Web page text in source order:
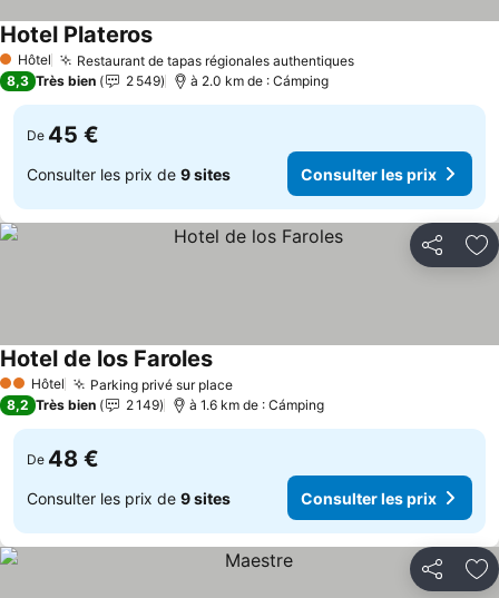
1 Étoiles
Hôtel Restaurant de tapas régionales authentiques
Hotel Plateros
8,3 Très bien 2 549 à 2.0 km de : Cámping
De 45 €
Consulter les prix de 9 sites Consulter les prix
Partager
2 Étoiles
Hôtel Parking privé sur place
Hotel de los Faroles
8,2 Très bien 2 149 à 1.6 km de : Cámping
De 48 €
Consulter les prix de 9 sites Consulter les prix
Partager